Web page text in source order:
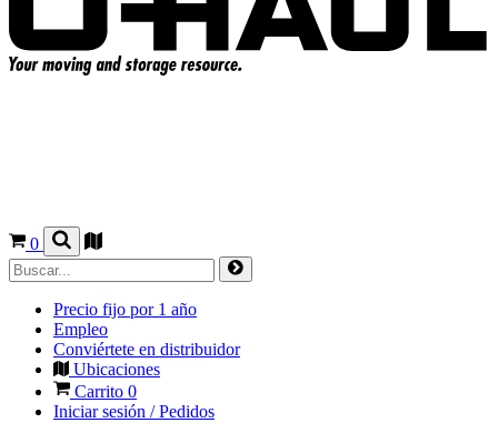
0
Precio fijo por 1 año
Empleo
Conviértete en distribuidor
Ubicaciones
Carrito 0
Iniciar sesión / Pedidos